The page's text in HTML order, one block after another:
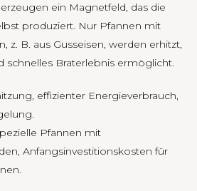
ein Magnetfeld, das die
produziert. Nur Pfannen mit
z. B. aus Gusseisen, werden erhitzt,
schnelles Braterlebnis ermöglicht.
effizienter Energieverbrauch,
Pfannen mit
Anfangsinvestitionskosten für